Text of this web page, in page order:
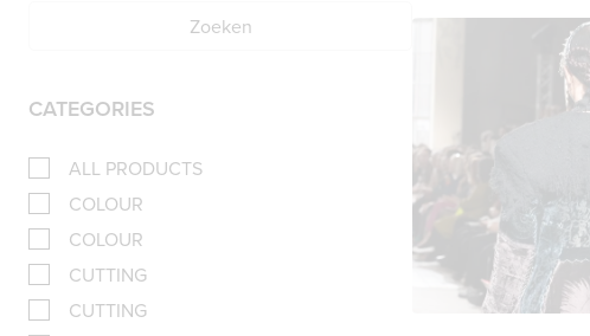
Zoeken
CATEGORIES
ALL PRODUCTS
COLOUR
COLOUR
CUTTING
CUTTING